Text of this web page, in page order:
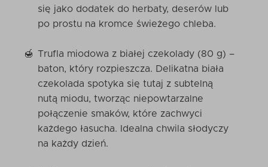
się jako dodatek do herbaty, deserów lub
po prostu na kromce świeżego chleba.
Trufla miodowa z białej czekolady (80 g) –
baton, który rozpieszcza. Delikatna biała
czekolada spotyka się tutaj z subtelną
nutą miodu, tworząc niepowtarzalne
połączenie smaków, które zachwyci
każdego łasucha. Idealna chwila słodyczy
na każdy dzień.